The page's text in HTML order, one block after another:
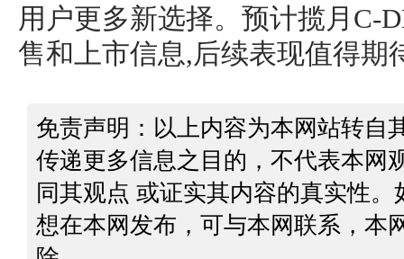
用户更多新选择。预计揽月C-
售和上市信息,后续表现值得期
免责声明：以上内容为本网站转自
传递更多信息之目的，不代表本网
同其观点 或证实其内容的真实性
想在本网发布，可与本网联系，本